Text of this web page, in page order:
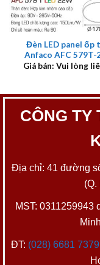
Đèn LED panel ốp
Anfaco AFC 579T-
Giá bán: Vui lòng
CÔNG TY
Địa chỉ: 41 đường
(Q.
MST:
ĐT: (028) 6681 7379